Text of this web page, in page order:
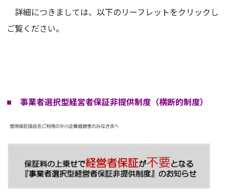
詳細につきましては、以下のリーフレットをクリックし
ご覧ください。
■ 事業者選択型経営者保証非提供制度（横断的制度）